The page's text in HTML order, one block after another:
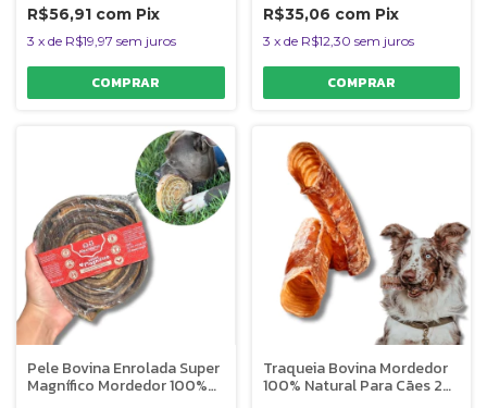
R$56,91 com Pix
3 x de R$19,97 sem juros
R$35,06 com Pix
3 x de R$12,30 sem juros
Pele Bovina Enrolada Super
Magnífico Mordedor 100%
Traqueia Bovina Mordedor
100% Natural Para Cães 2